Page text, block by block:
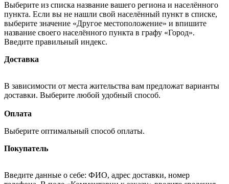
Выберите из списка название вашего региона и населённого
пункта. Если вы не нашли свой населённый пункт в списке,
выберите значение «Другое местоположение» и впишите
название своего населённого пункта в графу «Город».
Введите правильный индекс.
Доставка
В зависимости от места жительства вам предложат варианты
доставки. Выберите любой удобный способ.
Оплата
Выберите оптимальный способ оплаты.
Покупатель
Введите данные о себе: ФИО, адрес доставки, номер